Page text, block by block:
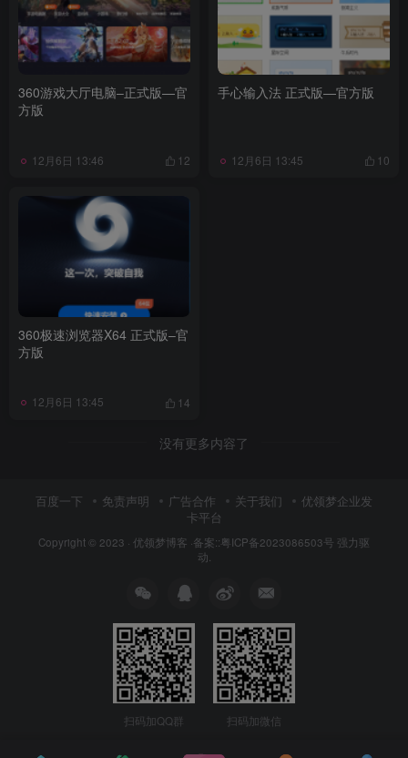
360游戏大厅电脑–正式版—官
方版
12月6日 13:46 12
手心输入法 正式版—官方版
12月6日 13:45 10
360极速浏览器X64 正式版–官
方版
12月6日 13:45 14
没有更多内容了
百度一下 免责声明 广告合作 关于我们
优领梦企业发
卡平台
Copyright © 2023 · 优领梦博客 ·备案::粤ICP备2023086503号 强力驱
动.
扫码加QQ群 扫码加微信